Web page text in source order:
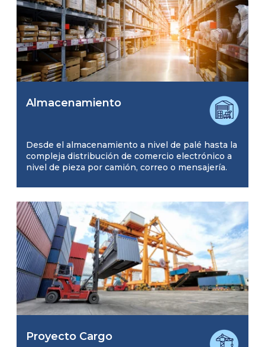
Almacenamiento
Desde el almacenamiento a nivel de palé hasta la
compleja distribución de comercio electrónico a
nivel de pieza por camión, correo o mensajería.
Proyecto Cargo